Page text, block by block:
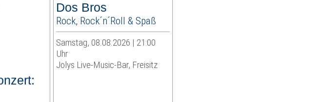
Dos Bros
Rock, Rock´n´Roll & Spaß
Samstag, 08.08.2026 | 21:00
Uhr
Jolys Live-Music-Bar, Freisitz